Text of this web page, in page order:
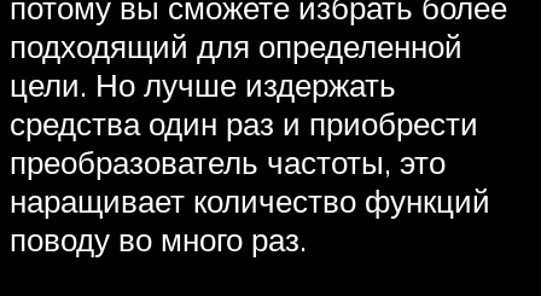
подходящий для определенной
цели. Но лучше издержать
средства один раз и приобрести
преобразователь частоты, это
наращивает количество функций
поводу во много раз.